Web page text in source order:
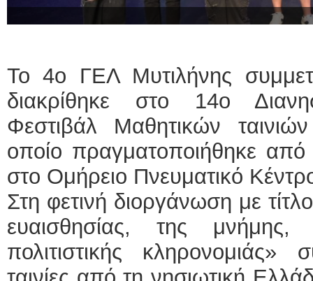
Το 4ο ΓΕΛ Μυτιλήνης
διακρίθηκε στο 14ο
Φεστιβάλ Μαθητικών
οποίο πραγματοποιήθηκε από
στο Ομήρειο Πνευματικό
Στη φετινή διοργάνωση με
ευαισθησίας, της
πολιτιστικής κληρονομιάς»